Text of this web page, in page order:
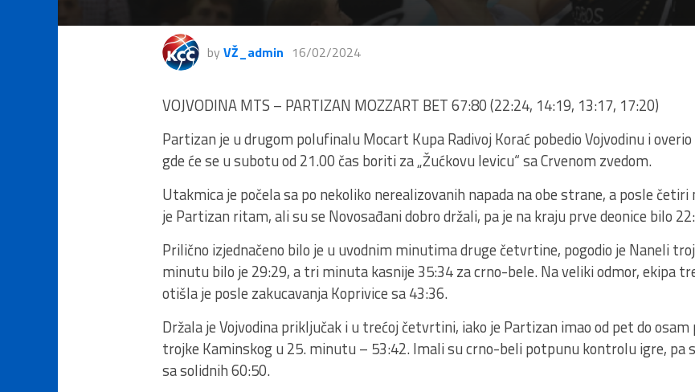
by VŽ_admin 16/02/2024
VOJVODINA MTS – PARTIZAN MOZZART BET 67:80 (22:24, 14:19, 13:17, 17:20)
Partizan je u drugom polufinalu Mocart Kupa Radivoj Korać pobedio Vojvodinu i
gde će se u subotu od 21.00 čas boriti za „Žućkovu levicu“ sa Crvenom zvedom.
Utakmica je počela sa po nekoliko nerealizovanih napada na obe strane, a posle četiri
je Partizan ritam, ali su se Novosađani dobro držali, pa je na kraju prve deonice bilo
Prilično izjednačeno bilo je u uvodnim minutima druge četvrtine, pogodio je Naneli
minutu bilo je 29:29, a tri minuta kasnije 35:34 za crno-bele. Na veliki odmor, ekipa
otišla je posle zakucavanja Koprivice sa 43:36.
Držala je Vojvodina priključak i u trećoj četvrtini, iako je Partizan imao od pet do osam
trojke Kaminskog u 25. minutu – 53:42. Imali su crno-beli potpunu kontrolu igre, pa
sa solidnih 60:50.